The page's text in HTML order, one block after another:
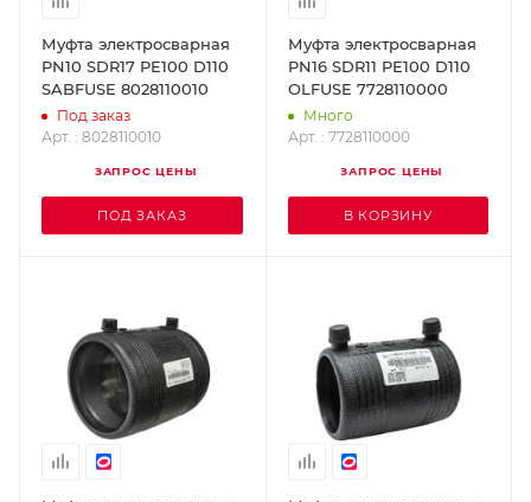
Муфта электросварная
PN10 SDR17 PE100 D110
SABFUSE 8028110010
Под заказ
Арт. : 8028110010
ЗАПРОС ЦЕНЫ
ПОД ЗАКАЗ
Муфта электросварная
PN16 SDR11 PE100 D110
OLFUSE 7728110000
Много
Арт. : 7728110000
ЗАПРОС ЦЕНЫ
В КОРЗИНУ